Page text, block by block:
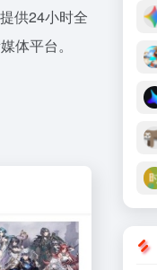
供24小时全
体平台。